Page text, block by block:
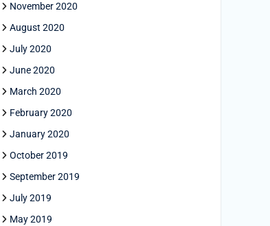
November 2020
August 2020
July 2020
June 2020
March 2020
February 2020
January 2020
October 2019
September 2019
July 2019
May 2019